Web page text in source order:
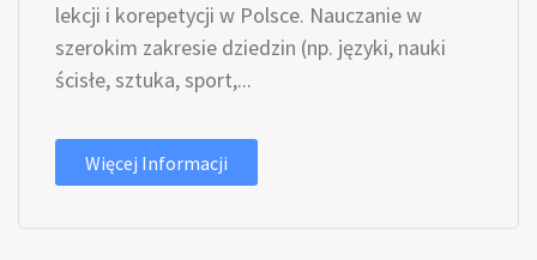
lekcji i korepetycji w Polsce. Nauczanie w
szerokim zakresie dziedzin (np. języki, nauki
ścisłe, sztuka, sport,...
Więcej Informacji